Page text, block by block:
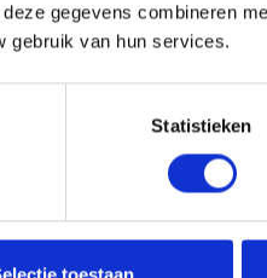
gegevens combineren
gebruik van hun services.
Statistieken
toestaan
WOFIX